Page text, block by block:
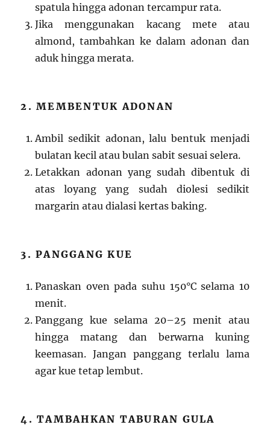
spatula hingga adonan tercampur rata.
Jika menggunakan kacang mete atau
almond, tambahkan ke dalam adonan dan
aduk hingga merata.
2. MEMBENTUK ADONAN
Ambil sedikit adonan, lalu bentuk menjadi
bulatan kecil atau bulan sabit sesuai selera.
Letakkan adonan yang sudah dibentuk di
atas loyang yang sudah diolesi sedikit
margarin atau dialasi kertas baking.
3. PANGGANG KUE
Panaskan oven pada suhu 150°C selama 10
menit.
Panggang kue selama 20–25 menit atau
hingga matang dan berwarna kuning
keemasan. Jangan panggang terlalu lama
agar kue tetap lembut.
4. TAMBAHKAN TABURAN GULA